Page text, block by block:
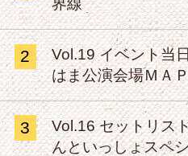
界線
2
Vol.19 イベント当
はま公演会場ＭＡ
3
Vol.16 セットリス
んといっしょスペ